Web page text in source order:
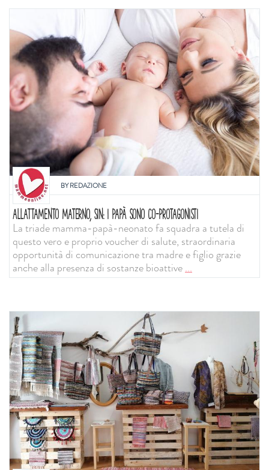
BYREDAZIONE
ALLATTAMENTO MATERNO, SIN: I PAPÀ SONO CO-PROTAGONISTI
La triade mamma-papà-neonato fa squadra a tutela di
questo vero e proprio voucher di salute, straordinaria
opportunità di comunicazione tra madre e figlio grazie
anche alla presenza di sostanze bioattive...